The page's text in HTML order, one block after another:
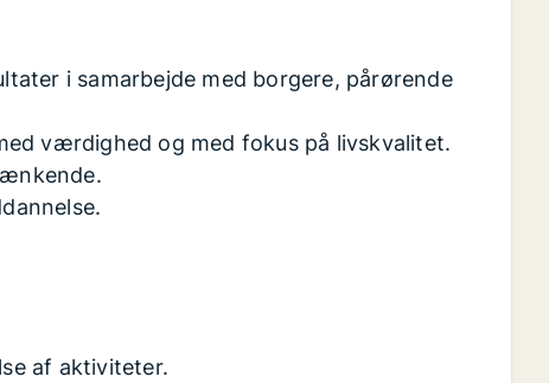
i samarbejde med borgere, pårørende
værdighed og med fokus på livskvalitet.
af aktiviteter.